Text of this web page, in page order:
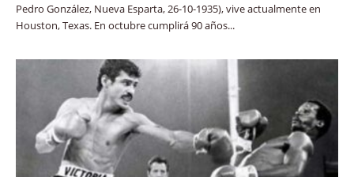
Pedro González, Nueva Esparta, 26-10-1935), vive actualmente en
Houston, Texas. En octubre cumplirá 90 años...